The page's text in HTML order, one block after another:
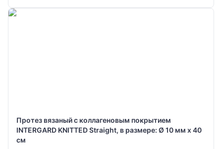
Протез вязаный с коллагеновым покрытием
INTERGARD KNITTED Straight, в размере: Ø 10 мм х 40
см